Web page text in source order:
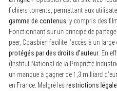
fichiers torrents, permettant aux
gamme de contenus , y compris des
Fonctionnant sur un principe de
peer, Cpasbien facilite l’accès à un
protégés par des droits d’auteur. En
(Institut National de la Propriété
un manque à gagner de 1,3 milliard
en France. Malgré les restrictions